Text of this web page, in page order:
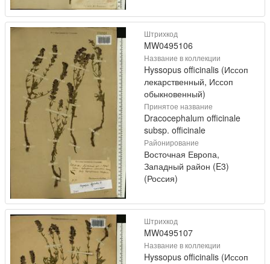
Штрихкод
MW0495106
Название в коллекции
Hyssopus officinalis (Иссоп
лекарственный, Иссоп
обыкновенный)
Принятое название
Dracocephalum officinale
subsp. officinale
Районирование
Восточная Европа,
Западный район (E3)
(Россия)
Штрихкод
MW0495107
Название в коллекции
Hyssopus officinalis (Иссоп